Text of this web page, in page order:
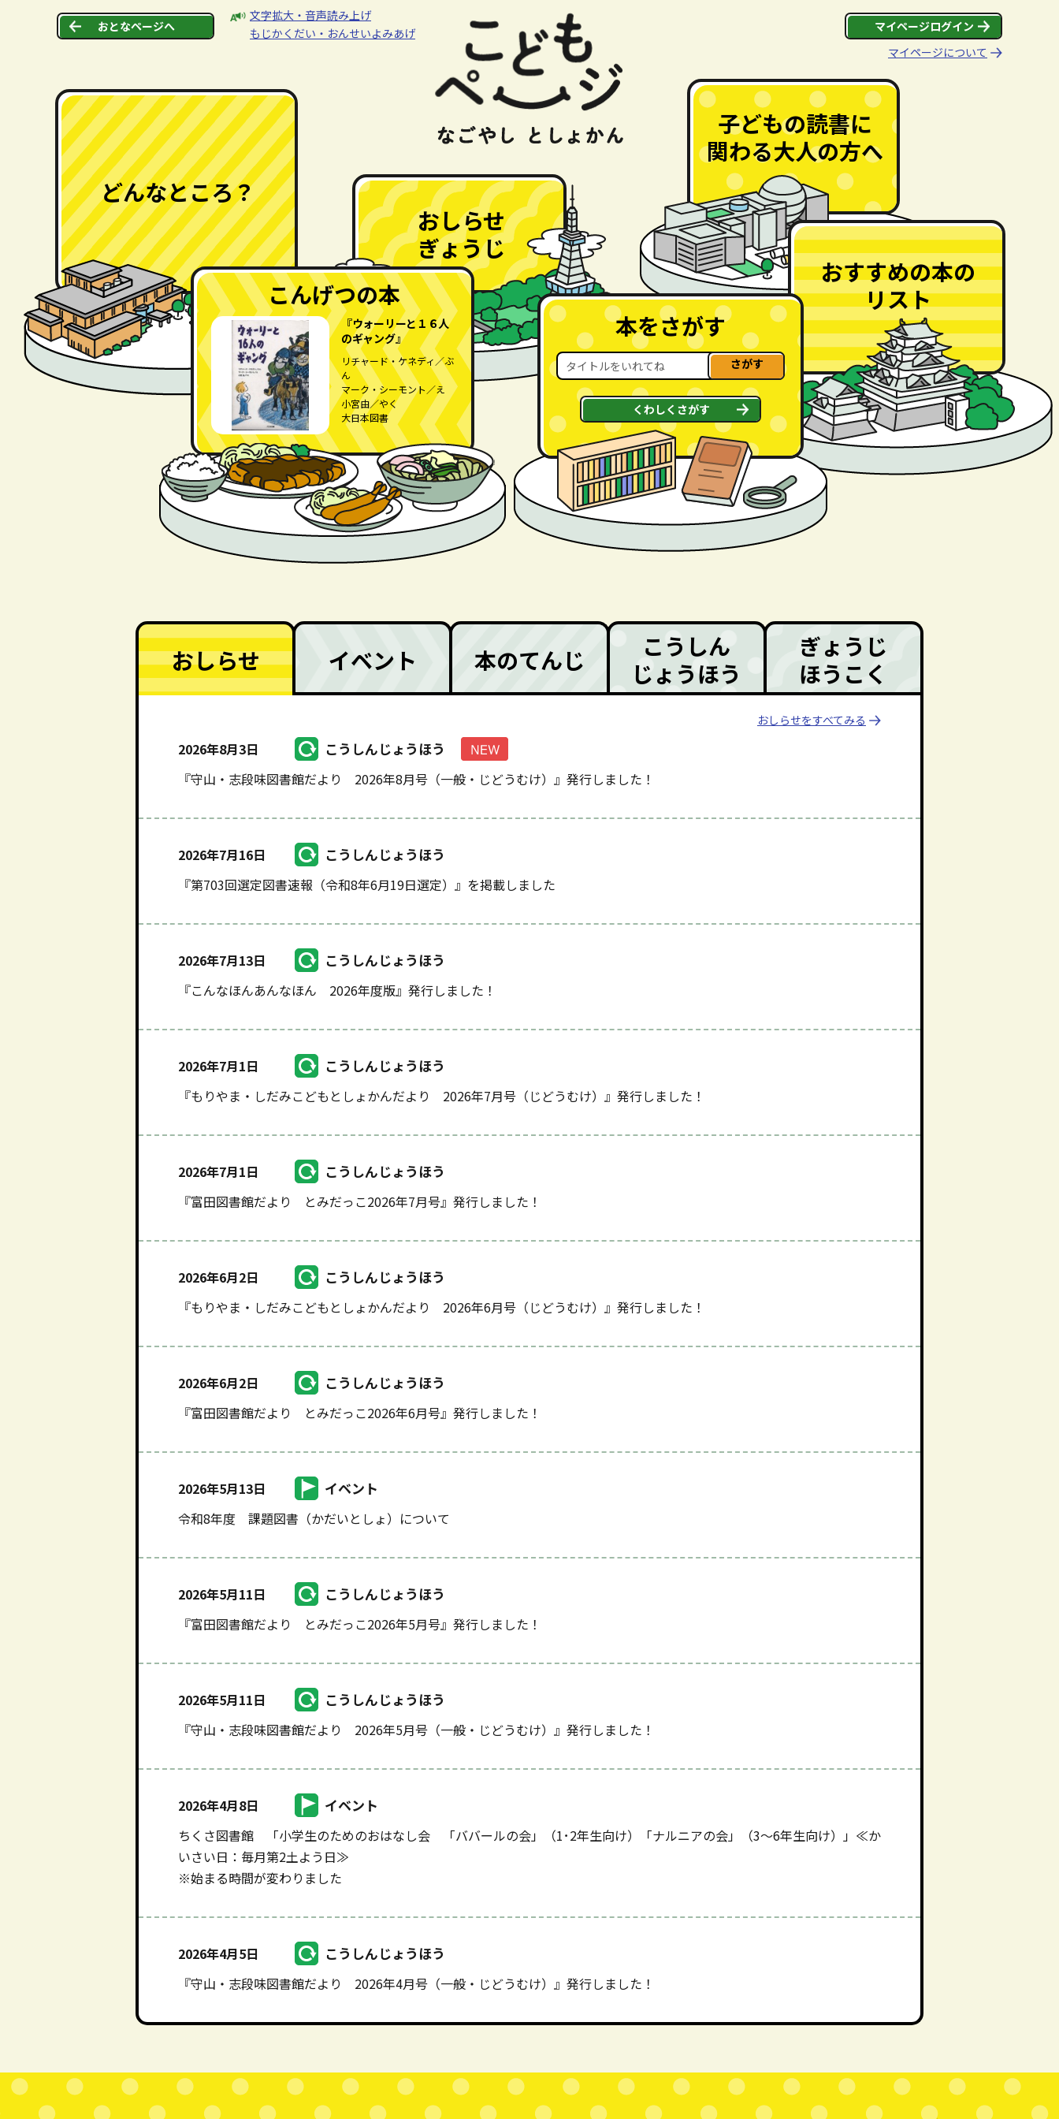
ページの先頭です。
おとなページへ
文字拡大・音声読み上げ
もじかくだい・おんせいよみあげ
マイページログイン
マイページについて
ここから本文です。
本をさがす
さがす
くわしくさがす
こんげつの本
『ウォーリーと１６人
のギャング』
リチャード・ケネディ／ぶ
ん
マーク・シーモント／え
小宮由／やく
大日本図書
こんげつの本をみる
どんなところ？
としょかんのしょうかい
としょかんのつかいかた
としょかんのひみつ
本を
さがす
こんなページで
できています
おすすめの本の
リスト
おすすめ本リスト
にじ色 本の宝箱
きっと見つかる！読みたい本
おしらせ
ぎょうじ
おしらせ
おはなしかいなど
子どもの読書に
関わる大人の方へ
保育所・幼稚園の先生へ
学校図書館に関わる方へ
おしらせ イベント 本のてんじ
こうしん
じょうほう
ぎょうじ
ほうこく
おしらせをすべてみる
2026年8月3日 こうしんじょうほう
『守山・志段味図書館だより 2026年8月号（一般・じどうむけ）』発行しました！
2026年7月16日 こうしんじょうほう
『第703回選定図書速報（令和8年6月19日選定）』を掲載しました
2026年7月13日 こうしんじょうほう
『こんなほんあんなほん 2026年度版』発行しました！
2026年7月1日 こうしんじょうほう
『もりやま・しだみこどもとしょかんだより 2026年7月号（じどうむけ）』発行しました！
2026年7月1日 こうしんじょうほう
『富田図書館だより とみだっこ2026年7月号』発行しました！
2026年6月2日 こうしんじょうほう
『もりやま・しだみこどもとしょかんだより 2026年6月号（じどうむけ）』発行しました！
2026年6月2日 こうしんじょうほう
『富田図書館だより とみだっこ2026年6月号』発行しました！
2026年5月13日 イベント
令和8年度 課題図書（かだいとしょ）について
2026年5月11日 こうしんじょうほう
『富田図書館だより とみだっこ2026年5月号』発行しました！
2026年5月11日 こうしんじょうほう
『守山・志段味図書館だより 2026年5月号（一般・じどうむけ）』発行しました！
2026年4月8日 イベント
ちくさ図書館 「小学生のためのおはなし会 「ババールの会」（1･2年生向け）「ナルニアの会」（3～6年生向け）」≪か
いさい日：毎月第2土よう日≫
※始まる時間が変わりました
2026年4月5日 こうしんじょうほう
『守山・志段味図書館だより 2026年4月号（一般・じどうむけ）』発行しました！
本文ここまで。
ここから共通フッターメニューです。